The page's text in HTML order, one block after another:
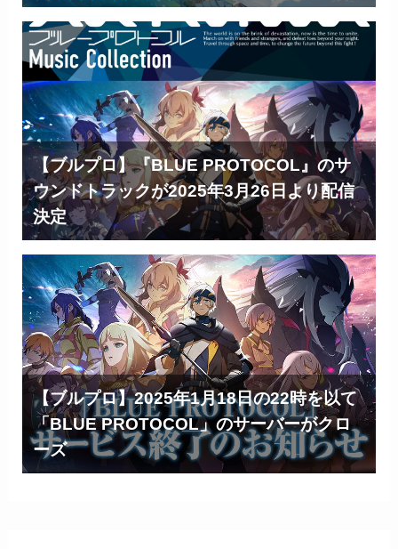
【ブルプロ】『BLUE PROTOCOL』のサ
ウンドトラックが2025年3月26日より配信
決定
【ブルプロ】2025年1月18日の22時を以て
「BLUE PROTOCOL」のサーバーがクロ
ーズ